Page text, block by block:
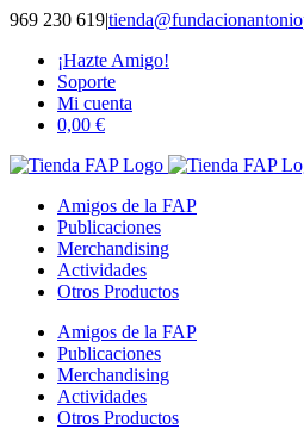
Saltar
contenido
969 230 619|
¡Hazte Amigo!
Soporte
Mi cuenta
0,00 €
Amigos de la FAP
Publicaciones
Merchandising
Actividades
Otros Productos
Amigos de la FAP
Publicaciones
Merchandising
Actividades
Otros Productos